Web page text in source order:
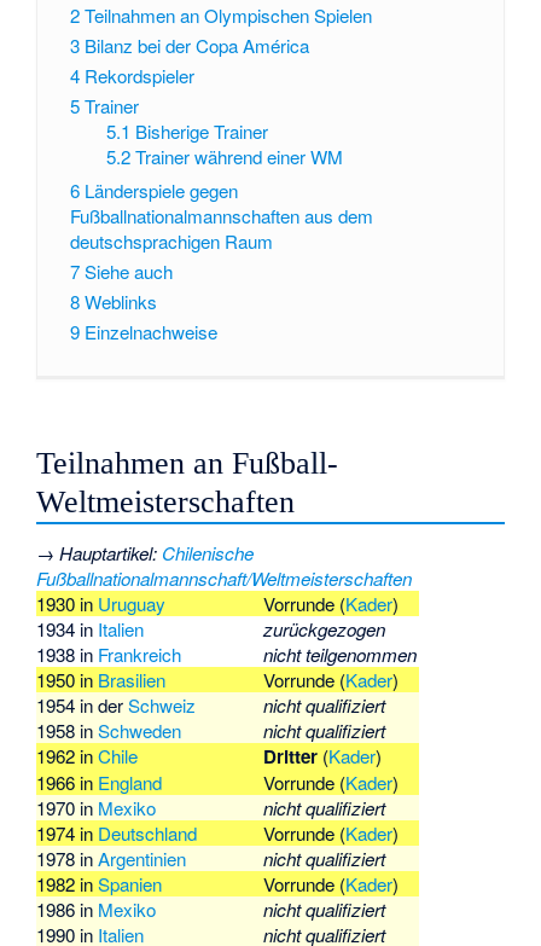
2Teilnahmen an Olympischen Spielen
3 Bilanz bei der Copa América
4 Rekordspieler
5Trainer
5.1 Bisherige Trainer
5.2 Trainer während einer WM
6 Länderspiele gegen
Fußballnationalmannschaften aus dem
deutschsprachigen Raum
7Siehe auch
8Weblinks
9 Einzelnachweise
Teilnahmen an Fußball-
Weltmeisterschaften
→Hauptartikel: Chilenische
Fußballnationalmannschaft/Weltmeisterschaften
1930 in Uruguay Vorrunde (Kader)
1934 in Italien
zurückgezogen
1938 in Frankreich
nicht teilgenommen
1950 in Brasilien Vorrunde (Kader)
1954 in derSchweiz
nicht qualifiziert
1958 inSchweden
nicht qualifiziert
1962 inChile Dritter (Kader)
1966 in England Vorrunde (Kader)
1970 in Mexiko
nicht qualifiziert
1974 in Deutschland Vorrunde (Kader)
1978 inArgentinien
nicht qualifiziert
1982 inSpanien Vorrunde (Kader)
1986 in Mexiko
nicht qualifiziert
1990 in Italien nicht qualifiziert